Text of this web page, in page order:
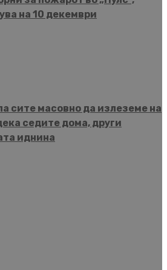
на 10 декември
сите масовно да излеземе на
седите дома, други
иднина